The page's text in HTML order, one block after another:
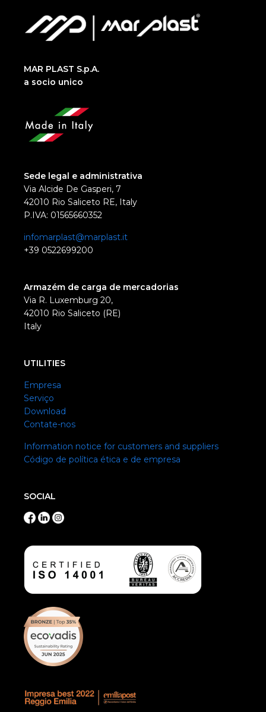
MAR PLAST S.p.A.
a socio unico
Sede legal e administrativa
Via Alcide De Gasperi, 7
42010 Rio Saliceto RE, Italy
P.IVA: 01565660352
infomarplast@marplast.it
+39 0522699200
Armazém de carga de mercadorias
Via R. Luxemburg 20,
42010 Rio Saliceto (RE)
Italy
UTILITIES
Empresa
Serviço
Download
Contate-nos
Information notice for customers and suppliers
Código de política ética e de empresa
SOCIAL